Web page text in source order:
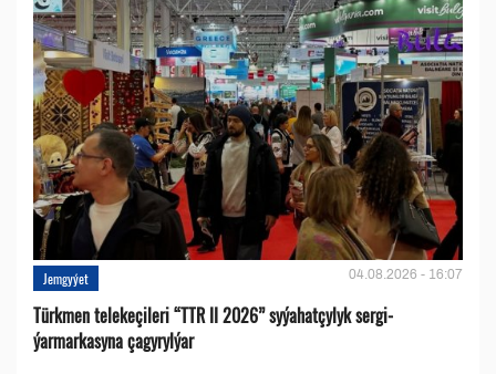
Jemgyýet 04.08.2026 - 16:07
Türkmen telekeçileri “TTR II 2026” syýahatçylyk sergi-
ýarmarkasyna çagyrylýar